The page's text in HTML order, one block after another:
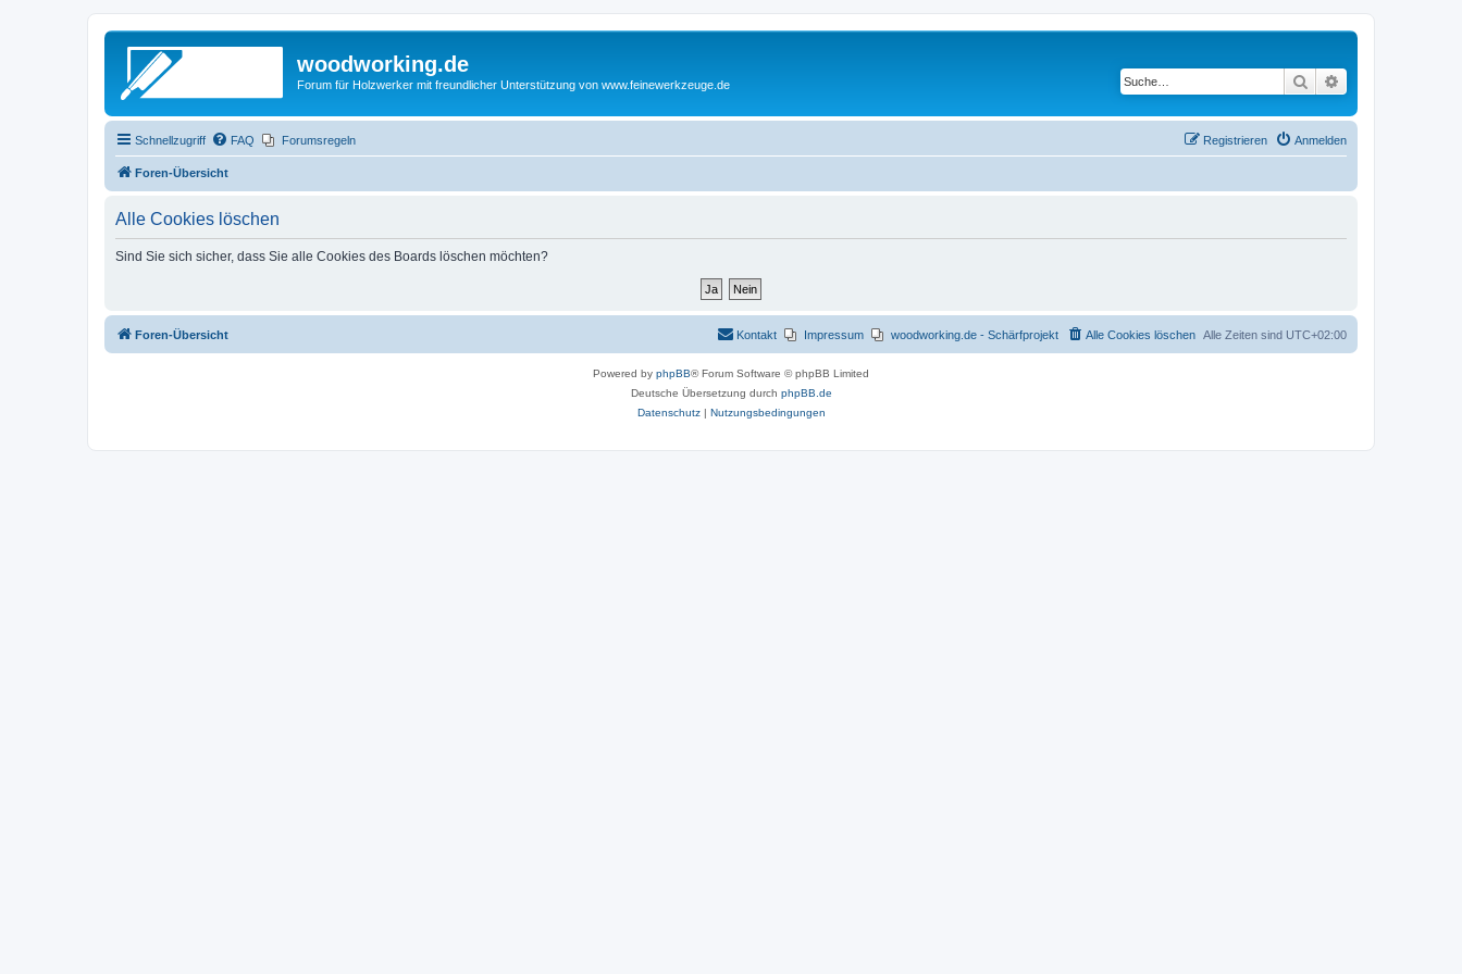
woodworking.de
Forum für Holzwerker mit freundlicher Unterstützung von www.feinewerkzeuge.de Suche
Schnellzugriff FAQ Forumsregeln Anmelden
Registrieren
Foren-Übersicht
Alle Cookies löschen
Sind Sie sich sicher, dass Sie alle Cookies des Boards löschen möchten?
Foren-Übersicht Alle Zeiten sind UTC+02:00
Alle Cookies löschen
woodworking.de - Schärfprojekt
Impressum
Kontakt
Powered by phpBB® Forum Software © phpBB Limited
Deutsche Übersetzung durch phpBB.de
Datenschutz| Nutzungsbedingungen